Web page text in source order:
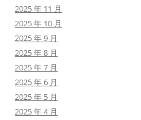
2025 年 11 月
2025 年 10 月
2025 年 9 月
2025 年 8 月
2025 年 7 月
2025 年 6 月
2025 年 5 月
2025 年 4 月